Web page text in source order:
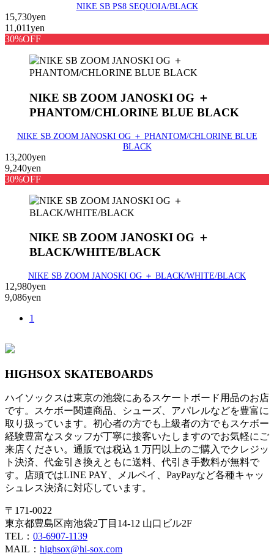
NIKE SB PS8 SEQUOIA/BLACK
15,730yen
11,011yen
30%OFF
NIKE SB ZOOM JANOSKI OG ＋
PHANTOM/CHLORINE BLUE BLACK
NIKE SB ZOOM JANOSKI OG ＋ PHANTOM/CHLORINE BLUE
BLACK
13,200yen
9,240yen
30%OFF
NIKE SB ZOOM JANOSKI OG ＋
BLACK/WHITE/BLACK
NIKE SB ZOOM JANOSKI OG ＋ BLACK/WHITE/BLACK
12,980yen
9,086yen
1
HIGHSOX SKATEBOARDS
ハイソックスは東京の池袋にあるスケートボード用品のお店
です。スケボー関連商品、シューズ、アパレルなどを豊富に
取り扱っています。初心者の方でも上級者の方でもスケボー
経験豊富なスタッフが丁寧に接客いたしますのでお気軽にご
来店ください。通販では税込１万円以上のご購入でクレジッ
ト決済、代金引き換えともに送料、代引き手数料が無料で
す。店頭ではLINE PAY、メルペイ、PayPayなど各種キャッ
シュレス決済に対応しています。
〒171-0022
東京都豊島区南池袋2丁目14-12 山口ビル2F
TEL： 03-6907-1139
MAIL： highsox@hi-sox.com